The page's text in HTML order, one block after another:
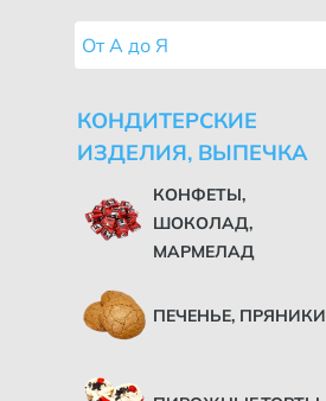
От А до Я
КОНДИТЕРСКИЕ
ИЗДЕЛИЯ, ВЫПЕЧКА
КОНФЕТЫ,
ШОКОЛАД,
МАРМЕЛАД
ПЕЧЕНЬЕ, ПРЯНИКИ